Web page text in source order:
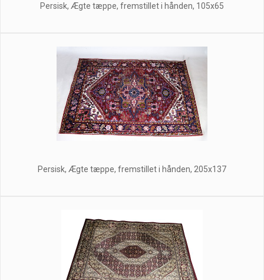
Persisk, Ægte tæppe, fremstillet i hånden, 105x65
Persisk, Ægte tæppe, fremstillet i hånden, 205x137